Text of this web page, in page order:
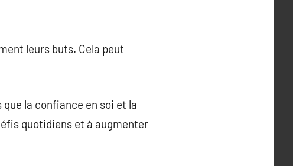
leurs buts. Cela peut
la confiance en soi et la
quotidiens et à augmenter